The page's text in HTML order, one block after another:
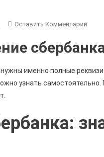
Оставить Комментарий
Пао
И
именно полные
узнать